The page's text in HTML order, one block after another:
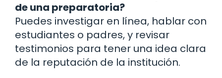
de una preparatoria?
Puedes investigar en línea, hablar con
estudiantes o padres, y revisar
testimonios para tener una idea clara
de la reputación de la institución.